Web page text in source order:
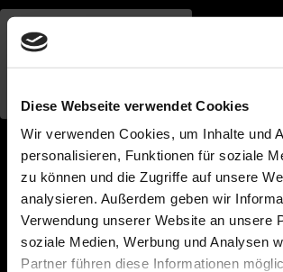
Datenschutzerklärung lesen
Diese Webseite verwendet Cookies
Wir verwenden Cookies, um Inhalte und
personalisieren, Funktionen für soziale
zu können und die Zugriffe auf unsere
analysieren. Außerdem geben wir
Verwendung unserer Website an unsere
soziale Medien, Werbung und Analysen
Partner führen diese Informationen
Direkt zum Seiteninhalt